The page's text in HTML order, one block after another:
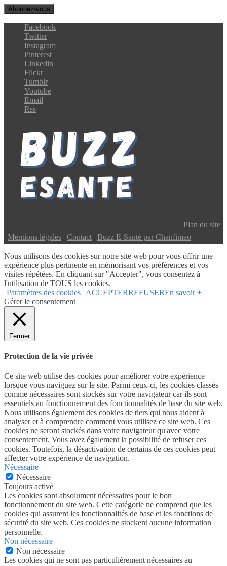
Facebook
Twitter
Instagram
Pinterest
Linkedin
Flickr
Tumblr
Youtube
Email
Rss
Plan du site
Mentions légales Contact Buzz E-Santé par Chanfimao
Nous utilisons des cookies sur notre site web pour vous offrir une
expérience plus pertinente en mémorisant vos préférences et vos
visites répétées. En cliquant sur "Accepter", vous consentez à
l'utilisation de TOUS les cookies.
Paramètres des cookies
ACCEPTERREFUSEREn savoir +
Gérer le consentement
Fermer
Protection de la vie privée
Ce site web utilise des cookies pour améliorer votre expérience
lorsque vous naviguez sur le site. Parmi ceux-ci, les cookies classés
comme nécessaires sont stockés sur votre navigateur car ils sont
essentiels au fonctionnement des fonctionnalités de base du site web.
Nous utilisons également des cookies de tiers qui nous aident à
analyser et à comprendre comment vous utilisez ce site web. Ces
cookies ne seront stockés dans votre navigateur qu'avec votre
consentement. Vous avez également la possibilité de refuser ces
cookies. Toutefois, la désactivation de certains de ces cookies peut
affecter votre expérience de navigation.
Nécessaire
Nécessaire
Toujours activé
Les cookies sont absolument nécessaires pour le bon
fonctionnement du site web. Cette catégorie ne comprend que les
cookies qui assurent les fonctionnalités de base et les fonctions de
sécurité du site web. Ces cookies ne stockent aucune information
personnelle.
Non nécessaire
Non nécessaire
Les cookies qui ne sont pas particulièrement nécessaires au